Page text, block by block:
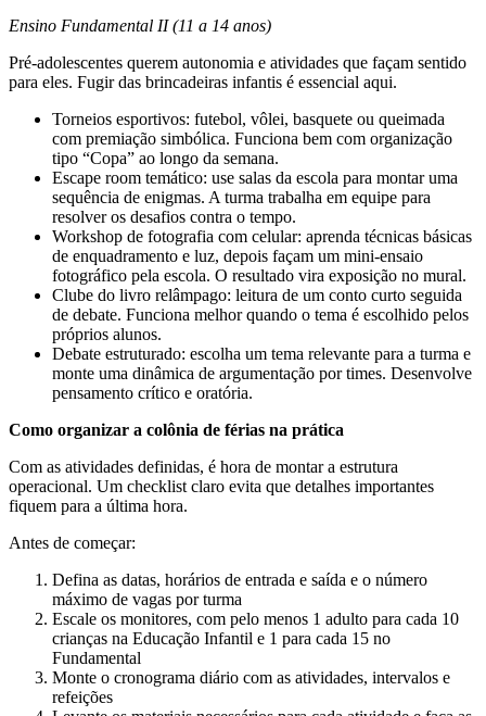
Ensino Fundamental II (11 a 14 anos)
Pré-adolescentes querem autonomia e atividades que façam sentido
para eles. Fugir das brincadeiras infantis é essencial aqui.
Torneios esportivos: futebol, vôlei, basquete ou queimada
com premiação simbólica. Funciona bem com organização
tipo “Copa” ao longo da semana.
Escape room temático: use salas da escola para montar uma
sequência de enigmas. A turma trabalha em equipe para
resolver os desafios contra o tempo.
Workshop de fotografia com celular: aprenda técnicas básicas
de enquadramento e luz, depois façam um mini-ensaio
fotográfico pela escola. O resultado vira exposição no mural.
Clube do livro relâmpago: leitura de um conto curto seguida
de debate. Funciona melhor quando o tema é escolhido pelos
próprios alunos.
Debate estruturado: escolha um tema relevante para a turma e
monte uma dinâmica de argumentação por times. Desenvolve
pensamento crítico e oratória.
Como organizar a colônia de férias na prática
Com as atividades definidas, é hora de montar a estrutura
operacional. Um checklist claro evita que detalhes importantes
fiquem para a última hora.
Antes de começar:
Defina as datas, horários de entrada e saída e o número
máximo de vagas por turma
Escale os monitores, com pelo menos 1 adulto para cada 10
crianças na Educação Infantil e 1 para cada 15 no
Fundamental
Monte o cronograma diário com as atividades, intervalos e
refeições